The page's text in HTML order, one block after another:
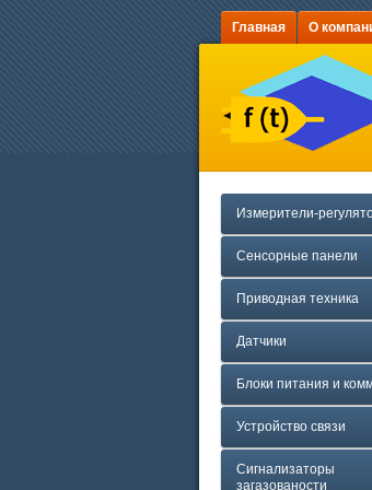
Главная О
Измерители-
Сенсорные панели
Приводная техника
Датчики
Блоки питания и
Устройство связи
Сигнализаторы
загазованости